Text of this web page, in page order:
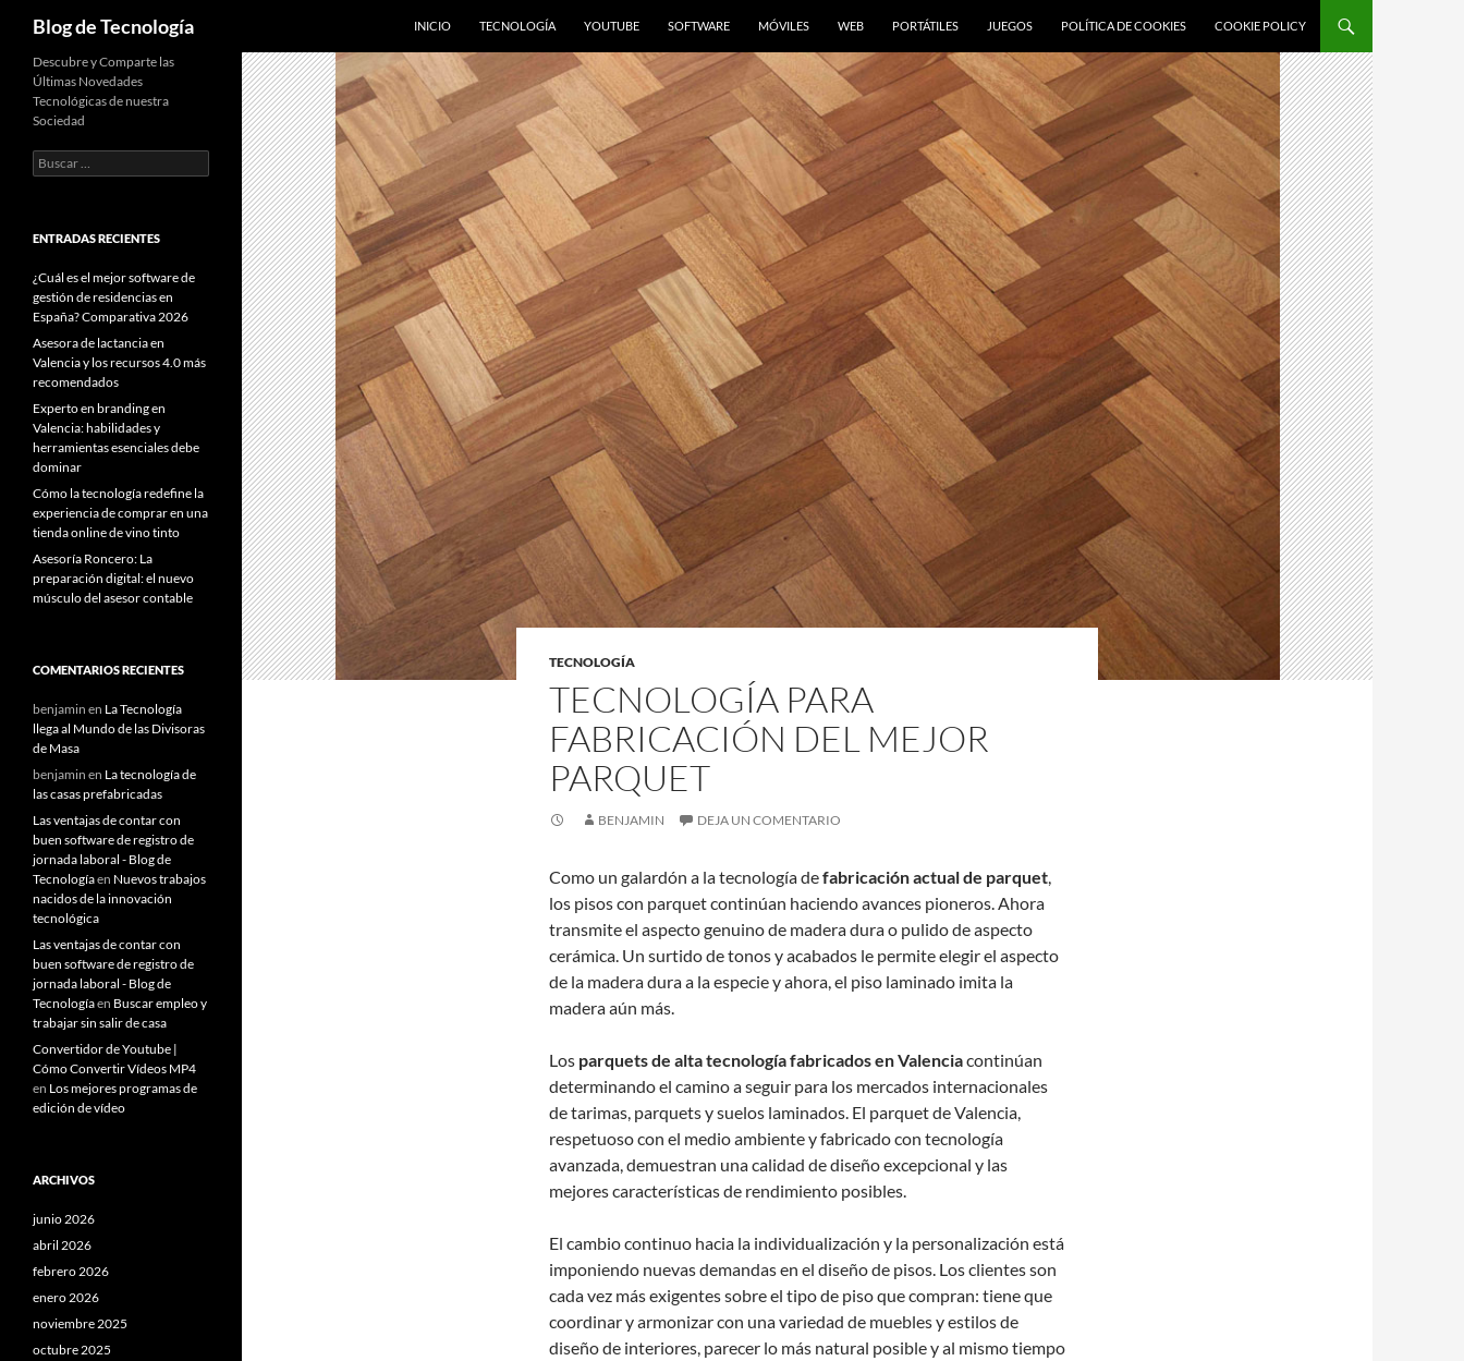
Blog de Tecnología
INICIO
TECNOLOGÍA YOUTUBE SOFTWARE MÓVILES WEB PORTÁTILES JUEGOS POLÍTICA DE COOKIES COOKIE POLICY
TECNOLOGÍA
TECNOLOGÍA PARA
FABRICACIÓN DEL MEJOR
PARQUET
BENJAMIN DEJA UN COMENTARIO
Como un galardón a la tecnología defabricación actual de parquet,
los pisos con parquet continúan haciendo avances pioneros. Ahora
transmite el aspecto genuino de madera dura o pulido de aspecto
cerámica. Un surtido de tonos y acabados le permite elegir el aspecto
de la madera dura a la especie y ahora, el piso laminado imita la
madera aún más.
Los parquets de alta tecnología fabricados en Valenciacontinúan
determinando el camino a seguir para los mercados internacionales
de tarimas, parquets y suelos laminados. El parquet de Valencia,
respetuoso con el medio ambiente y fabricado con tecnología
avanzada, demuestran una calidad de diseño excepcional y las
mejores características de rendimiento posibles.
El cambio continuo hacia la individualización y la personalización está
imponiendo nuevas demandas en el diseño de pisos. Los clientes son
cada vez más exigentes sobre el tipo de piso que compran: tiene que
coordinar y armonizar con una variedad de muebles y estilos de
diseño de interiores, parecer lo más natural posible y al mismo tiempo
Descubre y Comparte las
Últimas Novedades
Tecnológicas de nuestra
Sociedad
Buscar:
ENTRADAS RECIENTES
¿Cuál es el mejor software de
gestión de residencias en
España? Comparativa 2026
Asesora de lactancia en
Valencia y los recursos 4.0 más
recomendados
Experto en branding en
Valencia: habilidades y
herramientas esenciales debe
dominar
Cómo la tecnología redefine la
experiencia de comprar en una
tienda online de vino tinto
Asesoría Roncero: La
preparación digital: el nuevo
músculo del asesor contable
COMENTARIOS RECIENTES
benjamin en La Tecnología
llega al Mundo de las Divisoras
de Masa
benjamin en La tecnología de
las casas prefabricadas
Las ventajas de contar con
buen software de registro de
jornada laboral - Blog de
Tecnologíaen Nuevos trabajos
nacidos de la innovación
tecnológica
Las ventajas de contar con
buen software de registro de
jornada laboral - Blog de
Tecnologíaen Buscar empleo y
trabajar sin salir de casa
Convertidor de Youtube |
Cómo Convertir Vídeos MP4
en Los mejores programas de
edición de vídeo
ARCHIVOS
junio 2026
abril 2026
febrero 2026
enero 2026
noviembre 2025
octubre 2025